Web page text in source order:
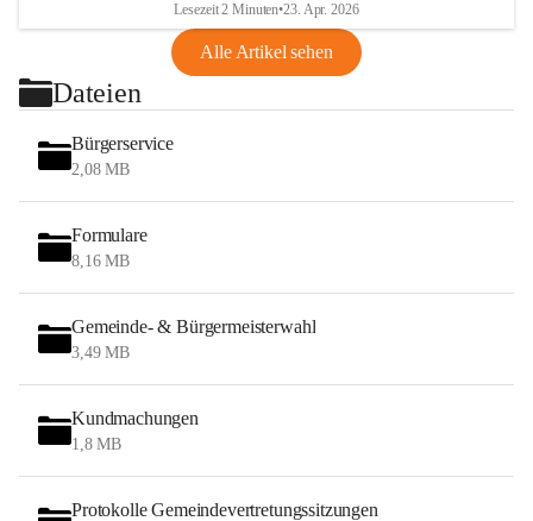
Lesezeit 2 Minuten•23. Apr. 2026
Alle Artikel sehen
Dateien
Bürgerservice
2,08 MB
Formulare
8,16 MB
Gemeinde- & Bürgermeisterwahl
3,49 MB
Kundmachungen
1,8 MB
Protokolle Gemeindevertretungssitzungen